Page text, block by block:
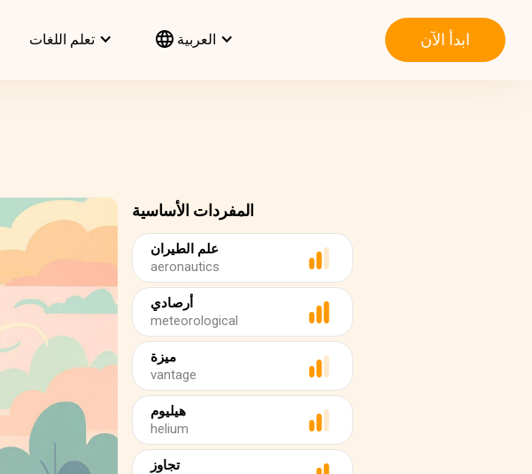
تعلم اللغات العربية ابدأ الآن
المفردات الأساسية
علم الطيران
aeronautics
أرصادي
meteorological
ميزة
vantage
هيليوم
helium
تجاوز